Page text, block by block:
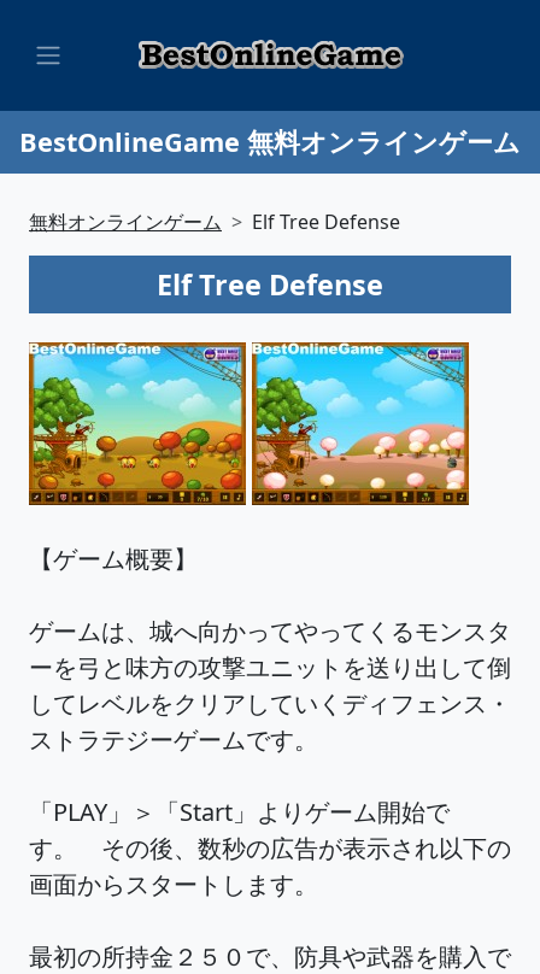
BestOnlineGame 無料オンラインゲーム
無料オンラインゲーム Elf Tree Defense
Elf Tree Defense
【ゲーム概要】
ゲームは、城へ向かってやってくるモンスタ
ーを弓と味方の攻撃ユニットを送り出して倒
してレベルをクリアしていくディフェンス・
ストラテジーゲームです。
「PLAY」＞「Start」よりゲーム開始で
す。 その後、数秒の広告が表示され以下の
画面からスタートします。
最初の所持金２５０で、防具や武器を購入で